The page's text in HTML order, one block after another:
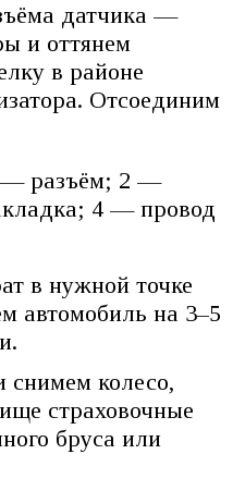
датчика —
и оттянем
в районе
Отсоединим
— разъём; 2 —
4 — провод
в нужной точке
автомобиль на 3–5
снимем колесо,
страховочные
бруса или